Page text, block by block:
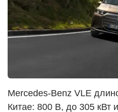
Mercedes-Benz VLE
Китае: 800 В, до 305 кВт